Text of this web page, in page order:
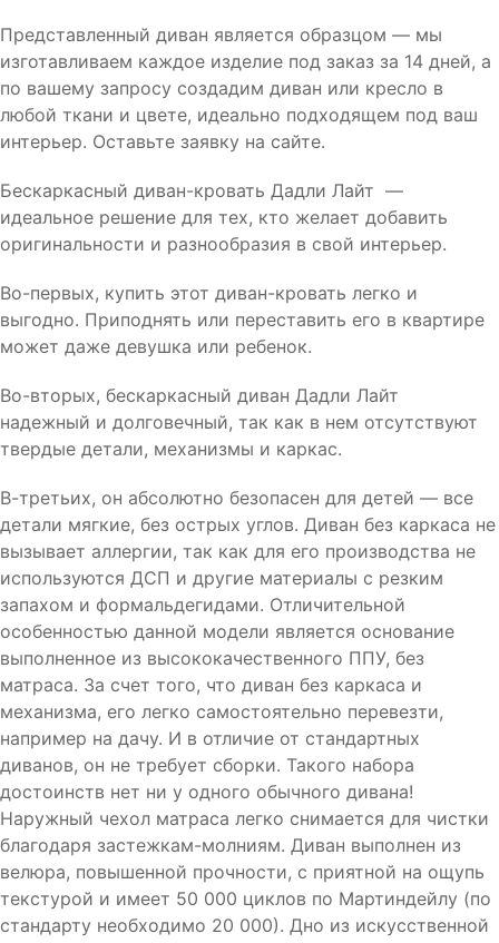
Представленный диван является образцом — мы
изготавливаем каждое изделие под заказ за 14 дней, а
по вашему запросу создадим диван или кресло в
любой ткани и цвете, идеально подходящем под ваш
интерьер. Оставьте заявку на сайте.
Бескаркасный диван-кровать Дадли Лайт —
идеальное решение для тех, кто желает добавить
оригинальности и разнообразия в свой интерьер.
Во-первых, купить этот диван-кровать легко и
выгодно. Приподнять или переставить его в квартире
может даже девушка или ребенок.
Во-вторых, бескаркасный диван Дадли Лайт
надежный и долговечный, так как в нем отсутствуют
твердые детали, механизмы и каркас.
В-третьих, он абсолютно безопасен для детей — все
детали мягкие, без острых углов. Диван без каркаса не
вызывает аллергии, так как для его производства не
используются ДСП и другие материалы с резким
запахом и формальдегидами. Отличительной
особенностью данной модели является основание
выполненное из высококачественного ППУ, без
матраса. За счет того, что диван без каркаса и
механизма, его легко самостоятельно перевезти,
например на дачу. И в отличие от стандартных
диванов, он не требует сборки. Такого набора
достоинств нет ни у одного обычного дивана!
Наружный чехол матраса легко снимается для чистки
благодаря застежкам-молниям. Диван выполнен из
велюра, повышенной прочности, с приятной на ощупь
текстурой и имеет 50 000 циклов по Мартиндейлу (по
стандарту необходимо 20 000). Дно из искусственной